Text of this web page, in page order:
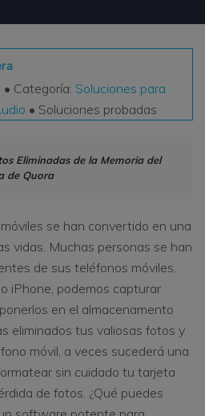
eliminados gratis
Categoría: Soluciones para
• Soluciones probadas
Eliminadas de la Memoria del
de Quora
se han convertido en una
vidas. Muchas personas se han
de sus teléfonos móviles.
iPhone, podemos capturar
en el almacenamento
eliminados tus valiosas fotos y
móvil, a veces sucederá una
sin cuidado tu tarjeta
de fotos. ¿Qué puedes